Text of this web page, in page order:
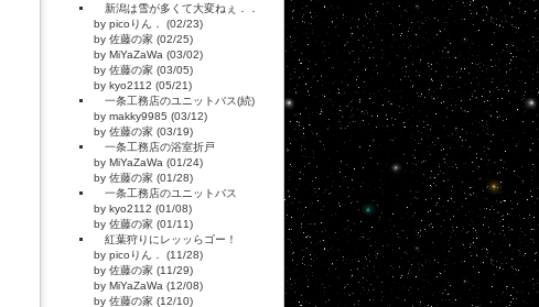
新潟は雪が多くて大変ねぇ．．
by picoりん． (02/23)
by 佐藤の家 (02/25)
by MiYaZaWa (03/02)
by 佐藤の家 (03/05)
by kyo2112 (05/21)
一条工務店のユニットバス(続)
by makky9985 (03/12)
by 佐藤の家 (03/19)
一条工務店の浴室折戸
by MiYaZaWa (01/24)
by 佐藤の家 (01/28)
一条工務店のユニットバス
by kyo2112 (01/08)
by 佐藤の家 (01/11)
紅葉狩りにレッッらゴー！
by picoりん． (11/28)
by 佐藤の家 (11/29)
by MiYaZaWa (12/08)
by 佐藤の家 (12/10)